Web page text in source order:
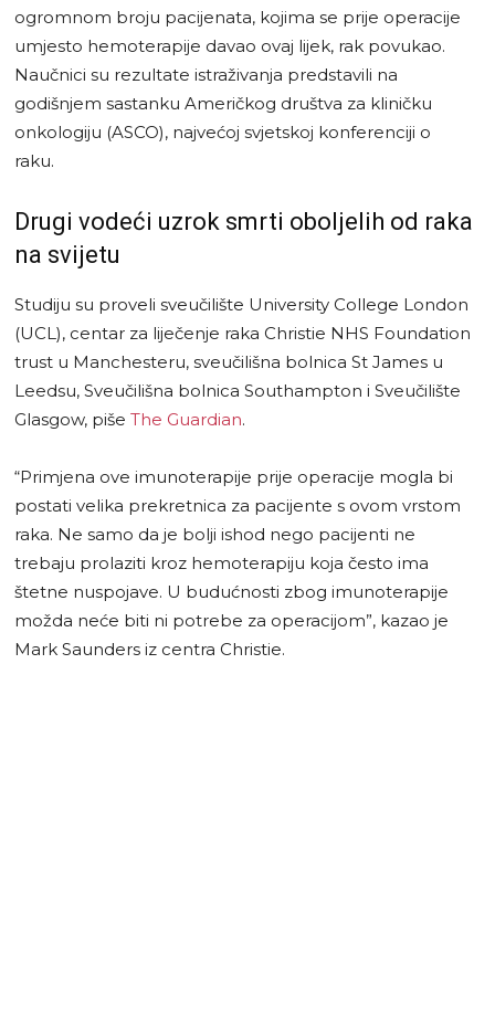
ogromnom broju pacijenata, kojima se prije operacije
umjesto hemoterapije davao ovaj lijek, rak povukao.
Naučnici su rezultate istraživanja predstavili na
godišnjem sastanku Američkog društva za kliničku
onkologiju (ASCO), najvećoj svjetskoj konferenciji o
raku.
Drugi vodeći uzrok smrti oboljelih od raka
na svijetu
Studiju su proveli sveučilište University College London
(UCL), centar za liječenje raka Christie NHS Foundation
trust u Manchesteru, sveučilišna bolnica St James u
Leedsu, Sveučilišna bolnica Southampton i Sveučilište
Glasgow, piše The Guardian.
“Primjena ove imunoterapije prije operacije mogla bi
postati velika prekretnica za pacijente s ovom vrstom
raka. Ne samo da je bolji ishod nego pacijenti ne
trebaju prolaziti kroz hemoterapiju koja često ima
štetne nuspojave. U budućnosti zbog imunoterapije
možda neće biti ni potrebe za operacijom”, kazao je
Mark Saunders iz centra Christie.